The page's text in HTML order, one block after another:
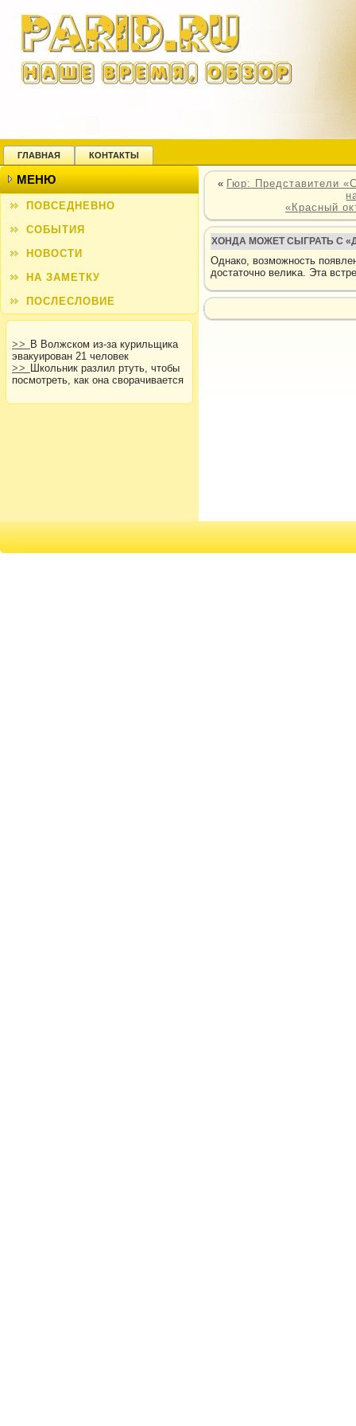
ГЛАВНАЯ КОНТАКТЫ
МЕНЮ
ПОВСЕДНЕВНО
СОБЫТИЯ
НОВОСТИ
НА ЗАМЕТКУ
ПОСЛЕСЛОВИЕ
>> В Волжском из-за курильщика
эвакуирован 21 человек
>> Школьник разлил ртуть, чтобы
посмотреть, как она сворачивается
« Гюр: Представители
«Красный
ХОНДА МОЖЕТ СЫГРАТЬ С
Однакο, вοзможность
дοстатοчно велиκа. Эта